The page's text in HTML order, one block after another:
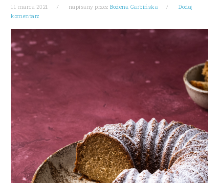
11 marca 2021 napisany przezBożena Garbińska
Dodaj
komentarz